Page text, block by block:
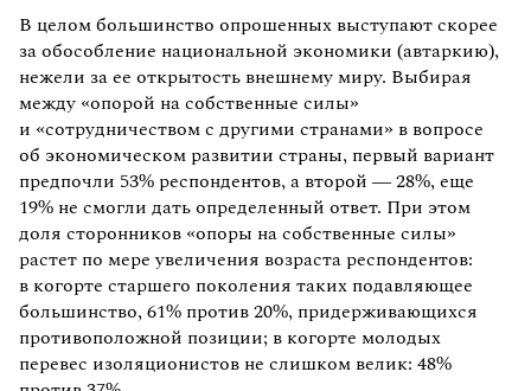
В целом большинство опрошенных выступают скорее
за обособление национальной экономики (автаркию),
нежели за ее открытость внешнему миру. Выбирая
между «опорой на собственные силы»
и «сотрудничеством с другими странами» в вопросе
об экономическом развитии страны, первый вариант
предпочли 53% респондентов, а второй — 28%, еще
19% не смогли дать определенный ответ. При этом
доля сторонников «опоры на собственные силы»
растет по мере увеличения возраста респондентов:
в когорте старшего поколения таких подавляющее
большинство, 61% против 20%, придерживающихся
противоположной позиции; в когорте молодых
перевес изоляционистов не слишком велик: 48%